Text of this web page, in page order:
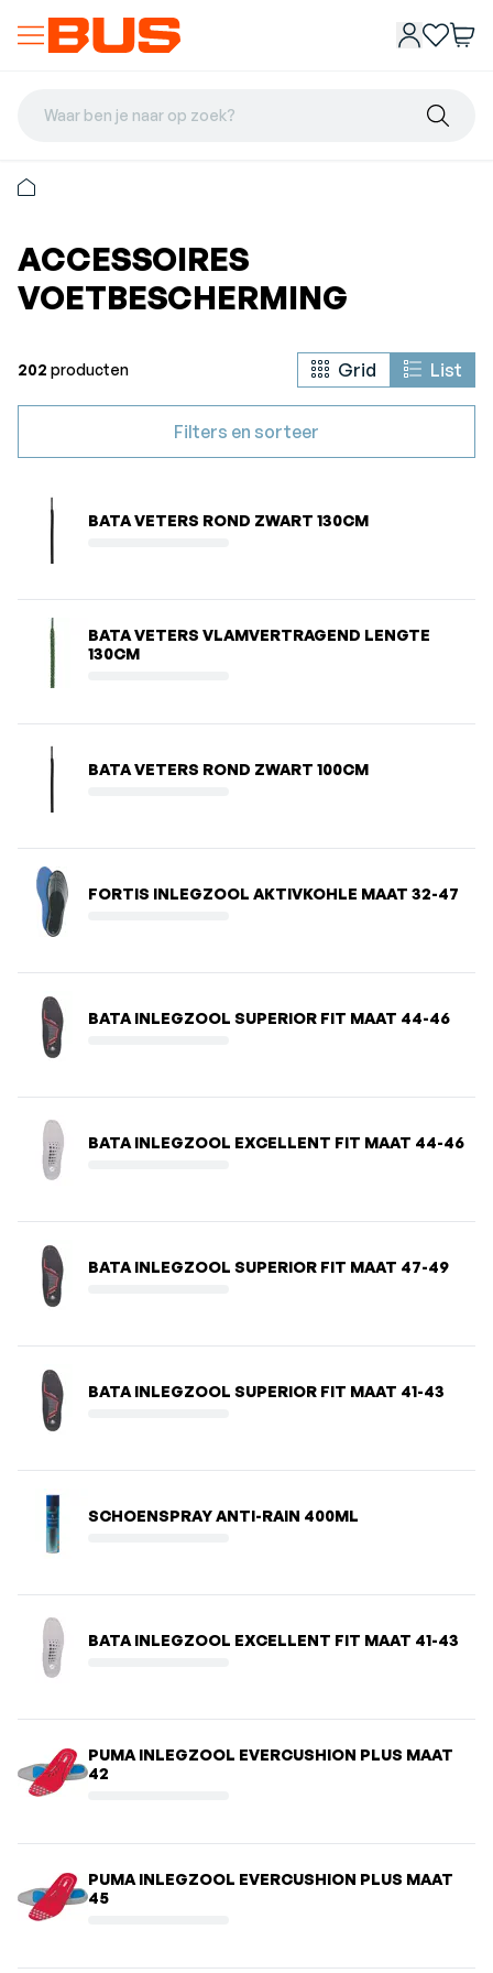
Waar ben je naar op zoek?
ACCESSOIRES
VOETBESCHERMING
202 producten Grid List
Filters en sorteer
BATA VETERS ROND ZWART 130CM
BATA VETERS VLAMVERTRAGEND LENGTE
130CM
BATA VETERS ROND ZWART 100CM
FORTIS INLEGZOOL AKTIVKOHLE MAAT 32-47
BATA INLEGZOOL SUPERIOR FIT MAAT 44-46
BATA INLEGZOOL EXCELLENT FIT MAAT 44-46
BATA INLEGZOOL SUPERIOR FIT MAAT 47-49
BATA INLEGZOOL SUPERIOR FIT MAAT 41-43
SCHOENSPRAY ANTI-RAIN 400ML
BATA INLEGZOOL EXCELLENT FIT MAAT 41-43
PUMA INLEGZOOL EVERCUSHION PLUS MAAT
42
PUMA INLEGZOOL EVERCUSHION PLUS MAAT
45